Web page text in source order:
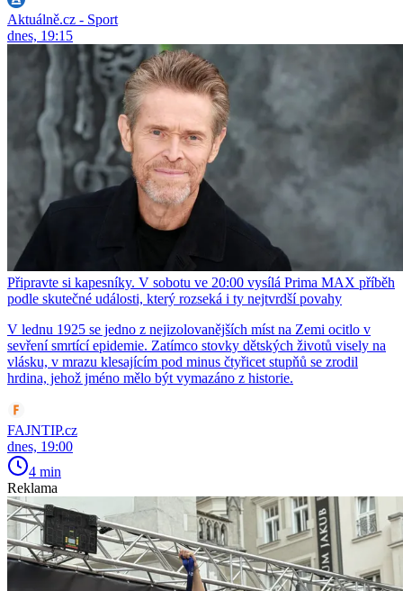
Aktuálně.cz - Sport
dnes, 19:15
Připravte si kapesníky. V sobotu ve 20:00 vysílá Prima MAX příběh
podle skutečné události, který rozseká i ty nejtvrdší povahy
V lednu 1925 se jedno z nejizolovanějších míst na Zemi ocitlo v
sevření smrtící epidemie. Zatímco stovky dětských životů visely na
vlásku, v mrazu klesajícím pod minus čtyřicet stupňů se zrodil
hrdina, jehož jméno mělo být vymazáno z historie.
FAJNTIP.cz
dnes, 19:00
4 min
Reklama